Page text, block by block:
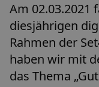
Am 02.03.2021
diesjährigen
Rahmen der
haben wir mit
das Thema